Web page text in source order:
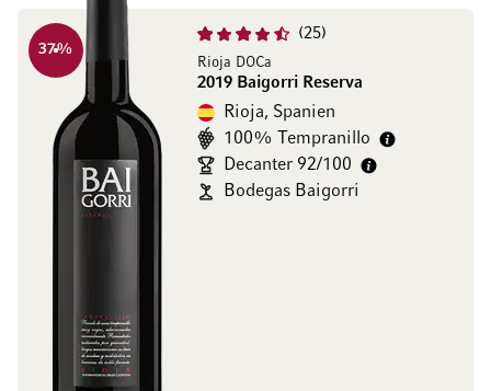
25
Rioja DOCa
2019 Baigorri Reserva
37%
Rioja, Spanien
100% Tempranillo
Decanter 92/100
Bodegas Baigorri